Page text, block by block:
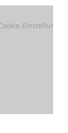
Einstellungen